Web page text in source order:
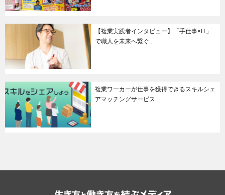
【複業実践者インタビュー】「手仕事×IT」
で職人を未来へ繋ぐ...
複業ワーカーが仕事を獲得できるスキルシェ
アマッチングサービス...